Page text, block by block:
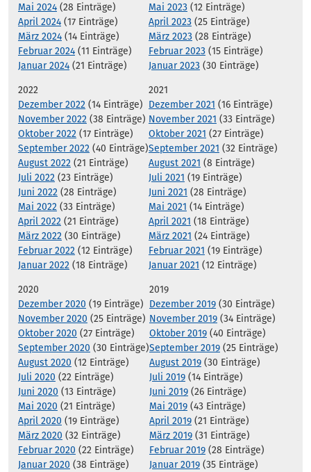
Mai 2024 (28 Einträge)
April 2024 (17 Einträge)
März 2024 (14 Einträge)
Februar 2024 (11 Einträge)
Januar 2024 (21 Einträge)
Mai 2023 (12 Einträge)
April 2023 (25 Einträge)
März 2023 (28 Einträge)
Februar 2023 (15 Einträge)
Januar 2023 (30 Einträge)
2022
Dezember 2022 (14 Einträge)
November 2022 (38 Einträge)
Oktober 2022 (17 Einträge)
September 2022 (40 Einträge)
August 2022 (21 Einträge)
Juli 2022 (23 Einträge)
Juni 2022 (28 Einträge)
Mai 2022 (33 Einträge)
April 2022 (21 Einträge)
März 2022 (30 Einträge)
Februar 2022 (12 Einträge)
Januar 2022 (18 Einträge)
2021
Dezember 2021 (16 Einträge)
November 2021 (33 Einträge)
Oktober 2021 (27 Einträge)
September 2021 (32 Einträge)
August 2021 (8 Einträge)
Juli 2021 (19 Einträge)
Juni 2021 (28 Einträge)
Mai 2021 (14 Einträge)
April 2021 (18 Einträge)
März 2021 (24 Einträge)
Februar 2021 (19 Einträge)
Januar 2021 (12 Einträge)
2020
Dezember 2020 (19 Einträge)
November 2020 (25 Einträge)
Oktober 2020 (27 Einträge)
September 2020 (30 Einträge)
August 2020 (12 Einträge)
Juli 2020 (22 Einträge)
Juni 2020 (13 Einträge)
Mai 2020 (21 Einträge)
April 2020 (19 Einträge)
März 2020 (32 Einträge)
Februar 2020 (22 Einträge)
Januar 2020 (38 Einträge)
2019
Dezember 2019 (30 Einträge)
November 2019 (34 Einträge)
Oktober 2019 (40 Einträge)
September 2019 (25 Einträge)
August 2019 (30 Einträge)
Juli 2019 (14 Einträge)
Juni 2019 (26 Einträge)
Mai 2019 (43 Einträge)
April 2019 (21 Einträge)
März 2019 (31 Einträge)
Februar 2019 (28 Einträge)
Januar 2019 (35 Einträge)